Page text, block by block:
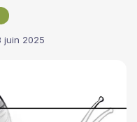
juin 2025